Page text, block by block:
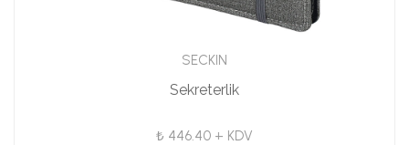
SECKIN
Sekreterlik
₺ 446.40 + KDV